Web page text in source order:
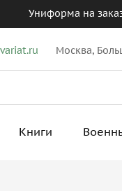
Униформа на
Москва,
Книги